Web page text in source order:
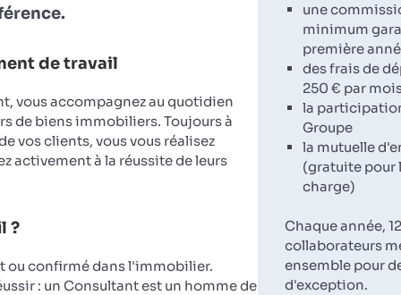
de travail
vous accompagnez au quotidien
de biens immobiliers. Toujours à
vos clients, vous vous réalisez
activement à la réussite de leurs
?
ou confirmé dans l'immobilier.
: un Consultant est un homme de
une
minimum
première
des frais de
250 € par
la
Groupe
la mutuelle
(gratuite pour
charge)
Chaque année,
collaborateurs
ensemble pour
d'exception.